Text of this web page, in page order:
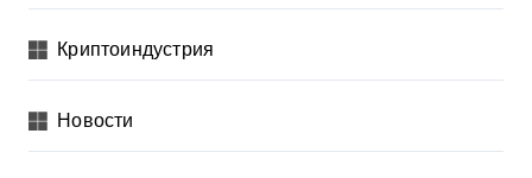
Криптоиндустрия
Новости